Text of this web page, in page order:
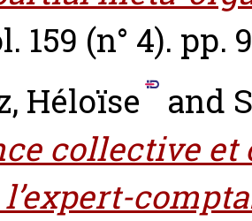
159 (n° 4). pp.
Héloïse
and
collective et